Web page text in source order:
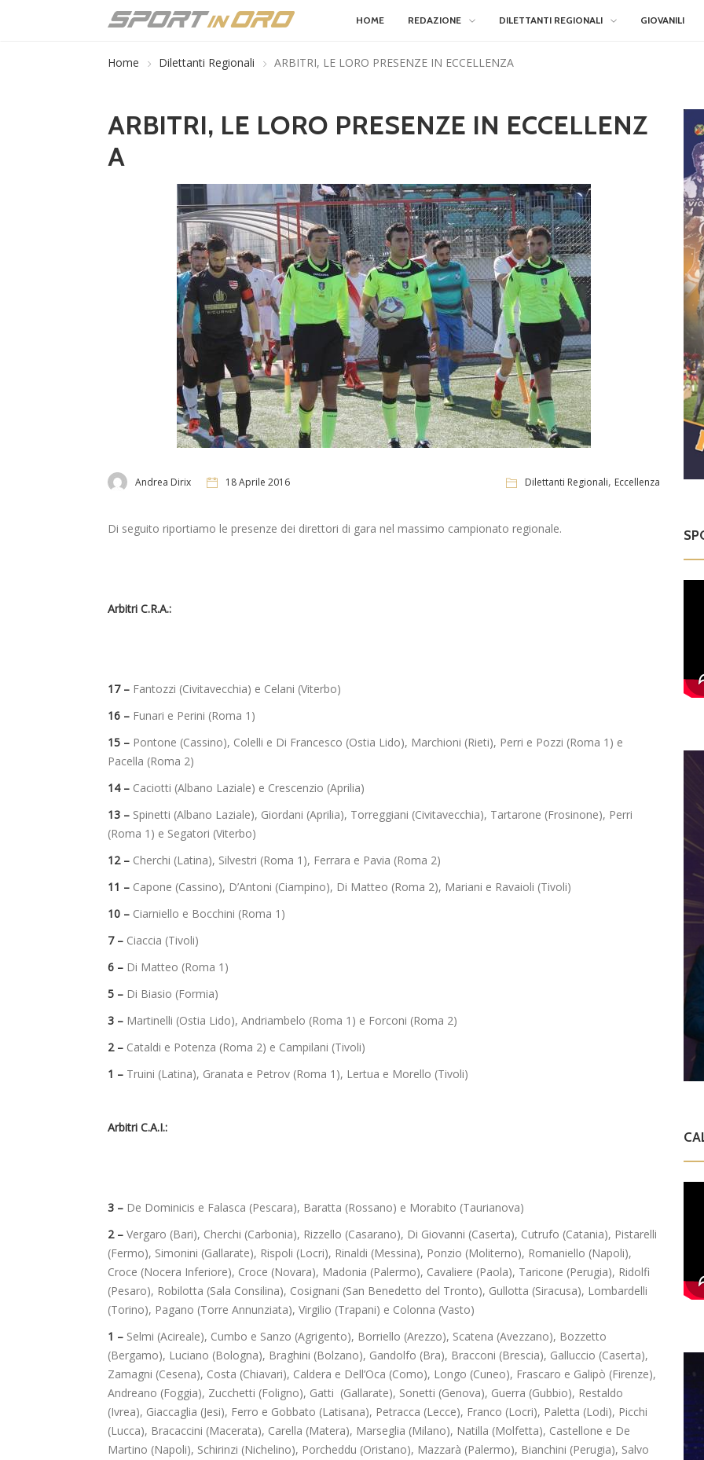
HOME REDAZIONE DILETTANTI REGIONALI GIOVANILI
Home Dilettanti Regionali ARBITRI, LE LORO PRESENZE IN ECCELLENZA
ARBITRI, LE LORO PRESENZE IN ECCELLENZ
A
Andrea Dirix 18 Aprile 2016 Dilettanti Regionali, Eccellenza
Di seguito riportiamo le presenze dei direttori di gara nel massimo campionato regionale.
Arbitri C.R.A.:
17 – Fantozzi (Civitavecchia) e Celani (Viterbo)
16 – Funari e Perini (Roma 1)
15 – Pontone (Cassino), Colelli e Di Francesco (Ostia Lido), Marchioni (Rieti), Perri e Pozzi (Roma 1) e
Pacella (Roma 2)
14 – Caciotti (Albano Laziale) e Crescenzio (Aprilia)
13 – Spinetti (Albano Laziale), Giordani (Aprilia), Torreggiani (Civitavecchia), Tartarone (Frosinone), Perri
(Roma 1) e Segatori (Viterbo)
12 – Cherchi (Latina), Silvestri (Roma 1), Ferrara e Pavia (Roma 2)
11 – Capone (Cassino), D’Antoni (Ciampino), Di Matteo (Roma 2), Mariani e Ravaioli (Tivoli)
10 – Ciarniello e Bocchini (Roma 1)
7 – Ciaccia (Tivoli)
6 – Di Matteo (Roma 1)
5 – Di Biasio (Formia)
3 – Martinelli (Ostia Lido), Andriambelo (Roma 1) e Forconi (Roma 2)
2 – Cataldi e Potenza (Roma 2) e Campilani (Tivoli)
1 – Truini (Latina), Granata e Petrov (Roma 1), Lertua e Morello (Tivoli)
Arbitri C.A.I.:
3 – De Dominicis e Falasca (Pescara), Baratta (Rossano) e Morabito (Taurianova)
2 – Vergaro (Bari), Cherchi (Carbonia), Rizzello (Casarano), Di Giovanni (Caserta), Cutrufo (Catania), Pistarelli
(Fermo), Simonini (Gallarate), Rispoli (Locri), Rinaldi (Messina), Ponzio (Moliterno), Romaniello (Napoli),
Croce (Nocera Inferiore), Croce (Novara), Madonia (Palermo), Cavaliere (Paola), Taricone (Perugia), Ridolfi
(Pesaro), Robilotta (Sala Consilina), Cosignani (San Benedetto del Tronto), Gullotta (Siracusa), Lombardelli
(Torino), Pagano (Torre Annunziata), Virgilio (Trapani) e Colonna (Vasto)
1 – Selmi (Acireale), Cumbo e Sanzo (Agrigento), Borriello (Arezzo), Scatena (Avezzano), Bozzetto
(Bergamo), Luciano (Bologna), Braghini (Bolzano), Gandolfo (Bra), Bracconi (Brescia), Galluccio (Caserta),
Zamagni (Cesena), Costa (Chiavari), Caldera e Dell’Oca (Como), Longo (Cuneo), Frascaro e Galipò (Firenze),
Andreano (Foggia), Zucchetti (Foligno), Gatti (Gallarate), Sonetti (Genova), Guerra (Gubbio), Restaldo
(Ivrea), Giaccaglia (Jesi), Ferro e Gobbato (Latisana), Petracca (Lecce), Franco (Locri), Paletta (Lodi), Picchi
(Lucca), Bracaccini (Macerata), Carella (Matera), Marseglia (Milano), Natilla (Molfetta), Castellone e De
Martino (Napoli), Schirinzi (Nichelino), Porcheddu (Oristano), Mazzarà (Palermo), Bianchini (Perugia), Salvo